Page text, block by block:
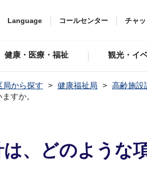
Language コールセンター チャ
健康・医療・福祉 観光・イ
局から探す 健康福祉局
高齢施設
すか。
、どのような